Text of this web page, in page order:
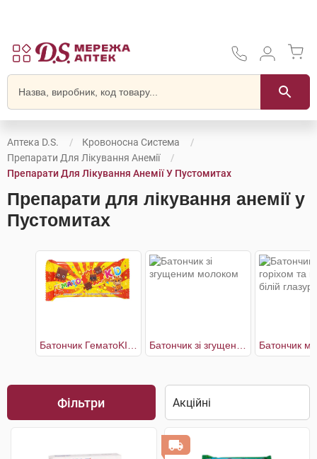
Аптека D.S.
Кровоносна Система
Препарати Для Лікування Анемії
Препарати Для Лікування Анемії У Пустомитах
Препарати для лікування анемії у
Пустомитах
Фільтри